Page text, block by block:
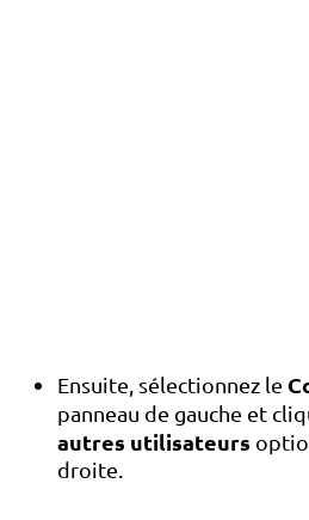
Ensuite, sélectionnez le
panneau de gauche et
autres utilisateurs
droite.